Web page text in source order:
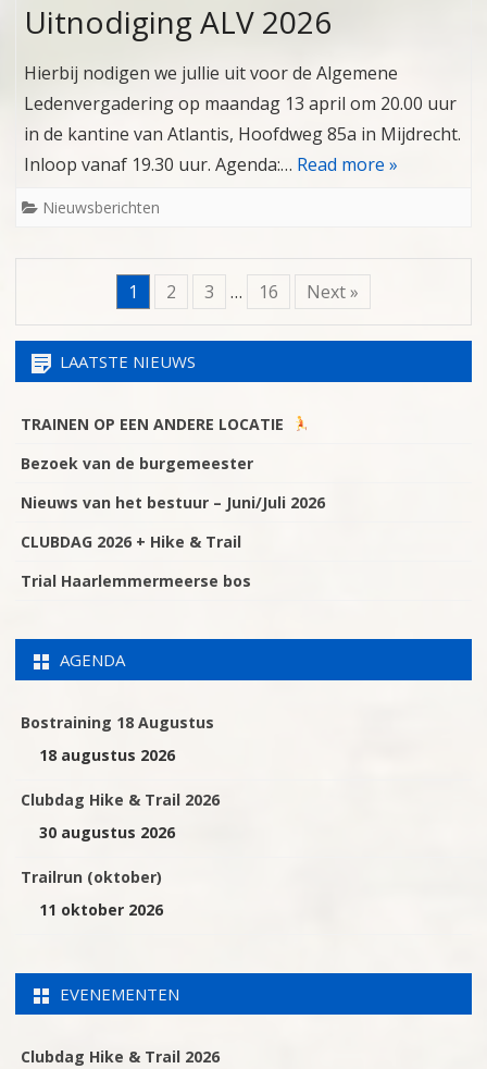
Uitnodiging ALV 2026
Hierbij nodigen we jullie uit voor de Algemene
Ledenvergadering op maandag 13 april om 20.00 uur
in de kantine van Atlantis, Hoofdweg 85a in Mijdrecht.
Inloop vanaf 19.30 uur. Agenda:… Read more »
Nieuwsberichten
1 2 3 … 16 Next »
LAATSTE NIEUWS
TRAINEN OP EEN ANDERE LOCATIE
Bezoek van de burgemeester
Nieuws van het bestuur – Juni/Juli 2026
CLUBDAG 2026 + Hike & Trail
Trial Haarlemmermeerse bos
AGENDA
Bostraining 18 Augustus
18 augustus 2026
Clubdag Hike & Trail 2026
30 augustus 2026
Trailrun (oktober)
11 oktober 2026
EVENEMENTEN
Clubdag Hike & Trail 2026